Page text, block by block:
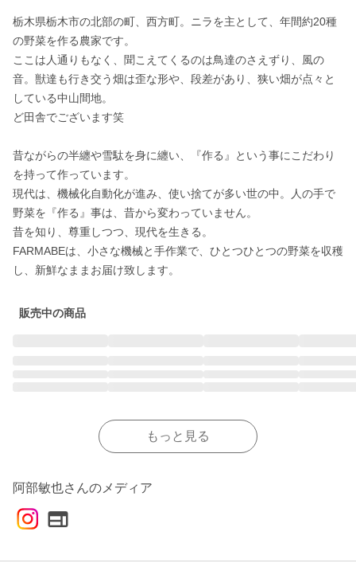
栃木県栃木市の北部の町、西方町。ニラを主として、年間約20種
の野菜を作る農家です。
ここは人通りもなく、聞こえてくるのは鳥達のさえずり、風の
音。獣達も行き交う畑は歪な形や、段差があり、狭い畑が点々と
している中山間地。
ど田舎でございます笑
昔ながらの半纏や雪駄を身に纏い、『作る』という事にこだわり
を持って作っています。
現代は、機械化自動化が進み、使い捨てが多い世の中。人の手で
野菜を『作る』事は、昔から変わっていません。
昔を知り、尊重しつつ、現代を生きる。
FARMABEは、小さな機械と手作業で、ひとつひとつの野菜を収穫
販売中の商品
もっと見る
阿部敏也さんのメディア